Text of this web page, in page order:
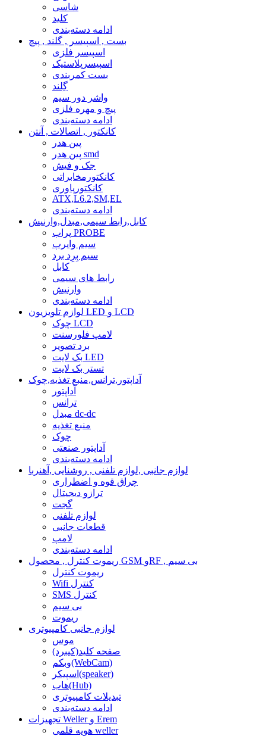
شاسی
کلید
ادامه دسته‌بندی
بست , اسپیسر , گلند , پیچ
اسپیسر فلزی
اسپیسرپلاستیک
بست کمربندی
گِلند
واشر دور سیم
پیچ و مهره فلزی
ادامه دسته‌بندی
کانکتور , اتصالات , آنتن
پین هدر
پین هدر smd
جک و فیش
کانکتورمخابراتی
کانکتورپاوری
ATX,L6.2,SM,EL
ادامه دسته‌بندی
کابل,رابط سیمی,مبدل,وارنیش
پراب PROBE
سیم وایرپ
سیم بِرِد برد
کابل
رابط های سیمی
وارنیش
ادامه دسته‌بندی
لوازم تلویزیون LED و LCD
چوک LCD
لامپ فلورسنت
برد تصویر
بک لایت LED
تستر بک لایت
آداپتور,ترانس,منبع تغذیه,چوک
آداپتور
ترانس
مبدل dc-dc
منبع تغذیه
چوک
آداپتور صنعتی
ادامه دسته‌بندی
لوازم جانبی ,لوازم تلفنی , روشنایی ,آهنربا
چراق قوه و اضطراری
ترازو دیجیتال
گجت
لوازم تلفنی
قطعات جانبی
لامپ
ادامه دسته‌بندی
ریموت کنترل , محصول GSM وRF , بی سیم
ریموت کنترل
Wifi کنترل
SMS کنترل
بی سیم
ریموت
لوازم جانبی کامپیوتری
موس
صفحه کلید(کیبرد)
وبکم(WebCam)
اسپیکر(speaker)
هاب(Hub)
تبدیلات کامپیوتری
ادامه دسته‌بندی
تجهیزات Weller و Erem
هویه قلمی weller